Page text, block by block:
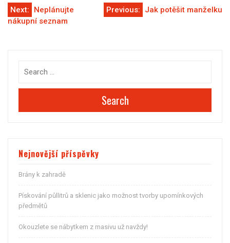
Navigace
pro
Previous: Jak potěšit manželku
Next:
Neplánujte
nákupní seznam
Search
Nejnovější příspěvky
Brány k zahradě
Pískování půllitrů a sklenic jako možnost tvorby upomínkových
předmětů
Okouzlete se nábytkem z masivu už navždy!